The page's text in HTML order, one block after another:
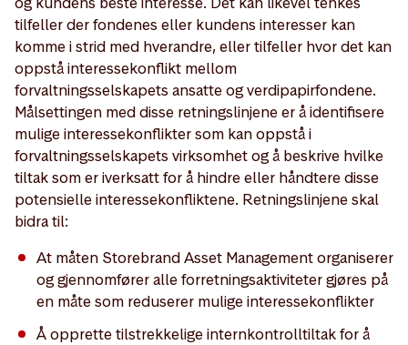
tilfeller der fondenes eller kundens interesser kan
komme i strid med hverandre, eller tilfeller hvor det kan
oppstå interessekonflikt mellom
forvaltningsselskapets ansatte og verdipapirfondene.
Målsettingen med disse retningslinjene er å identifisere
mulige interessekonflikter som kan oppstå i
forvaltningsselskapets virksomhet og å beskrive hvilke
tiltak som er iverksatt for å hindre eller håndtere disse
potensielle interessekonfliktene. Retningslinjene skal
bidra til:
At måten Storebrand Asset Management organiserer
og gjennomfører alle forretningsaktiviteter gjøres på
en måte som reduserer mulige interessekonflikter
Å opprette tilstrekkelige internkontrolltiltak for å